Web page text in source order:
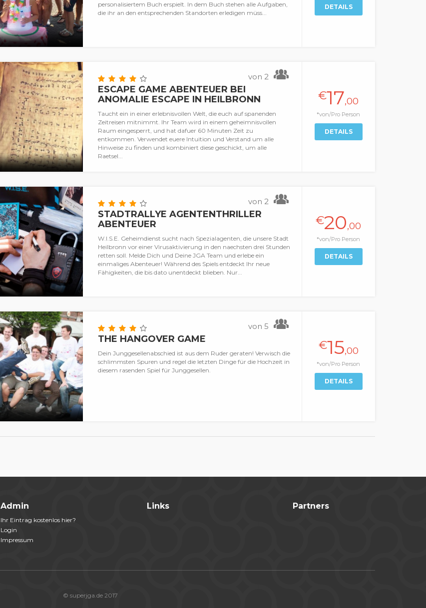
personalisiertem Buch erspielt. In dem Buch stehen alle Aufgaben,
die ihr an den entsprechenden Standorten erledigen müss...
DETAILS
von 2
ESCAPE GAME ABENTEUER BEI
ANOMALIE ESCAPE IN HEILBRONN
Taucht ein in einer erlebnisvollen Welt, die euch auf spanenden
Zeitreisen mitnimmt. Ihr Team wird in einem geheimnisvollen
Raum eingesperrt, und hat dafuer 60 Minuten Zeit zu
entkommen. Verwendet euere Intuition und Verstand um alle
Hinweise zu finden und kombiniert diese geschickt, um alle
Raetsel...
€17,00
*von/Pro Person
DETAILS
von 2
STADTRALLYE AGENTENTHRILLER
ABENTEUER
W.I.S.E. Geheimdienst sucht nach Spezialagenten, die unsere Stadt
Heilbronn vor einer Virusaktivierung in den naechsten drei Stunden
retten soll. Melde Dich und Deine JGA Team und erlebe ein
einmaliges Abenteuer! Während des Spiels entdeckt Ihr neue
Fähigkeiten, die bis dato unentdeckt blieben. Nur...
€20,00
*von/Pro Person
DETAILS
von 5
THE HANGOVER GAME
Dein Junggesellenabschied ist aus dem Ruder geraten! Verwisch die
schlimmsten Spuren und regel die letzten Dinge für die Hochzeit in
diesem rasenden Spiel für Junggesellen.
€15,00
*von/Pro Person
DETAILS
Admin
Ihr Eintrag kostenlos hier?
Login
Impressum
Links Partners
© superjga.de 2017